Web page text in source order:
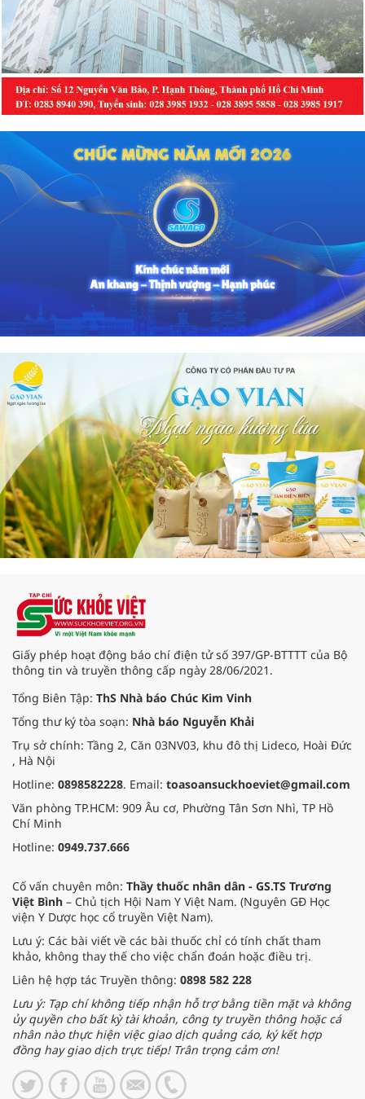
Giấy phép hoạt động báo chí điện tử số 397/GP-BTTTT của Bộ
thông tin và truyền thông cấp ngày 28/06/2021.
Tổng Biên Tập: ThS Nhà báo Chúc Kim Vinh
Tổng thư ký tòa soạn: Nhà báo Nguyễn Khải
Trụ sở chính: Tầng 2, Căn 03NV03, khu đô thị Lideco, Hoài Đức
, Hà Nội
Hotline: 0898582228. Email: toasoansuckhoeviet@gmail.com
Văn phòng TP.HCM: 909 Âu cơ, Phường Tân Sơn Nhì, TP Hồ
Chí Minh
Hotline: 0949.737.666
Cố vấn chuyên môn: Thầy thuốc nhân dân - GS.TS Trương
Việt Bình – Chủ tịch Hội Nam Y Việt Nam. (Nguyên GĐ Học
viện Y Dược học cổ truyền Việt Nam).
Lưu ý: Các bài viết về các bài thuốc chỉ có tính chất tham
khảo, không thay thế cho việc chẩn đoán hoặc điều trị.
Liên hệ hợp tác Truyền thông: 0898 582 228
Lưu ý: Tạp chí không tiếp nhận hỗ trợ bằng tiền mặt và không
ủy quyền cho bất kỳ tài khoản, công ty truyền thông hoặc cá
nhân nào thực hiện việc giao dịch quảng cáo, ký kết hợp
đồng hay giao dịch trực tiếp! Trân trọng cảm ơn!